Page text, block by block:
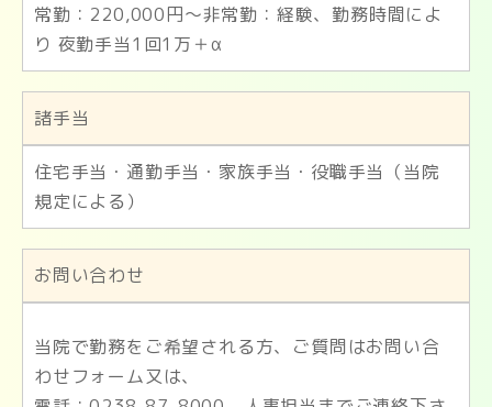
常勤：220,000円～非常勤：経験、勤務時間によ
り 夜勤手当1回1万＋α
諸手当
住宅手当・通勤手当・家族手当・役職手当（当院
規定による）
お問い合わせ
当院で勤務をご希望される方、ご質問はお問い合
わせフォーム又は、